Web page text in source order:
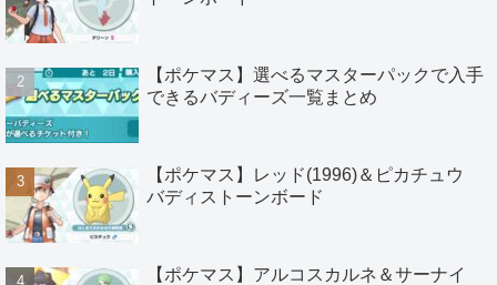
【ポケマス】選べるマスターパックで入手
できるバディーズ一覧まとめ
【ポケマス】レッド(1996)＆ピカチュウ
バディストーンボード
【ポケマス】アルコスカルネ＆サーナイ